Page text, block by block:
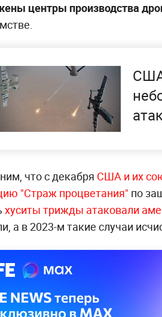
центры производства
что с декабря США и их
"Страж процветания" по
хуситы трижды атаковали
а в 2023-м такие случаи